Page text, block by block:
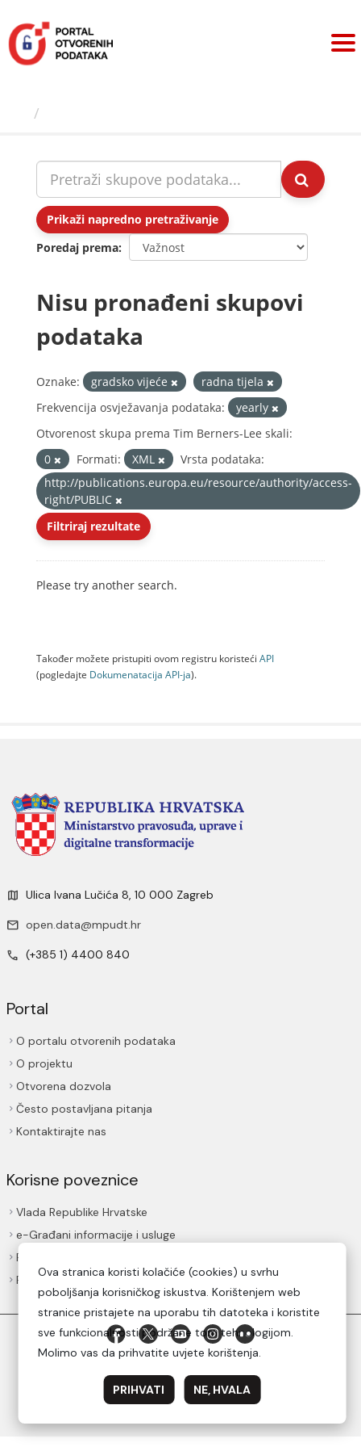
sadržaj
Prikaži napredno pretraživanje
Poredaj prema
Nisu pronađeni skupovi
podataka
Oznake: gradsko vijeće
radna tijela
Frekvencija osvježavanja podataka:
yearly
Otvorenost skupa prema Tim Berners-Lee skali:
0
Formati: XML
Vrsta podataka:
http://publications.europa.eu/resource/authority/access-
right/PUBLIC
Filtriraj rezultate
Please try another search.
Također možete pristupiti ovom registru koristeći API
(pogledajte Dokumenаtаcijа API-jа).